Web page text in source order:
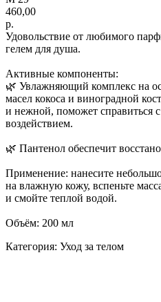
460,00
р.
Удовольствие от любимого
гелем для душа.
Активные компоненты:
🌿 Увлажняющий комплекс на
масел кокоса и виноградной
и нежной, поможет справиться
воздействием.
🌿 Пантенол обеспечит
Применение: нанесите
на влажную кожу, вспеньте
и смойте теплой водой.
Объём: 200 мл
Категория: Уход за телом